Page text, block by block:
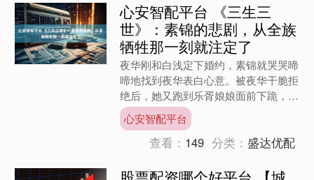
心安智配平台 《三生三
世》：素锦的悲剧，从全族
牺牲那一刻就注定了
夜华刚和白浅定下婚约，素锦就哭哭啼
啼地找到夜华表白心意。被夜华干脆拒
绝后，她又跑到乐胥娘娘面前下跪，想
争取和夜华的婚事。可乐胥娘娘一开
口，比夜华的冷漠态度还伤人....
心安智配平台
查看： 149 分类：盛达优配